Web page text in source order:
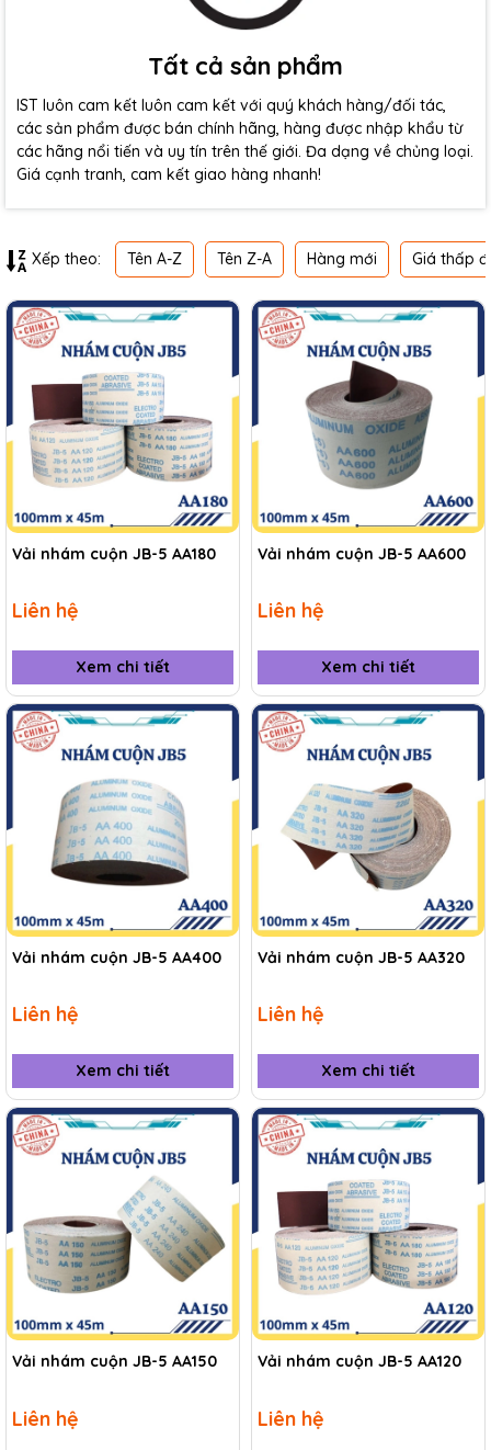
Tất cả sản phẩm
IST luôn cam kết luôn cam kết với quý khách hàng/đối tác,
các sản phẩm được bán chính hãng, hàng được nhập khẩu từ
các hãng nổi tiến và uy tín trên thế giới. Đa dạng về chủng loại.
Giá cạnh tranh, cam kết giao hàng nhanh!
Xếp theo: Tên A-Z Tên Z-A Hàng mới Giá thấp
Vải nhám cuộn JB-5 AA180
Liên hệ
Xem chi tiết
Vải nhám cuộn JB-5 AA600
Liên hệ
Xem chi tiết
Vải nhám cuộn JB-5 AA400
Liên hệ
Xem chi tiết
Vải nhám cuộn JB-5 AA320
Liên hệ
Xem chi tiết
Vải nhám cuộn JB-5 AA150
Liên hệ
Vải nhám cuộn JB-5 AA120
Liên hệ